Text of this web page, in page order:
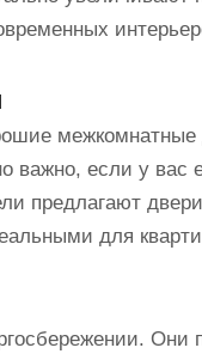
важно, если у вас
предлагают
для
Они